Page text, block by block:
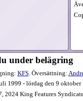
under belägring
KFS. Översättning:
1999 - lördag den 9 oktober
2024 King Features